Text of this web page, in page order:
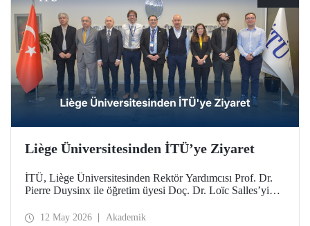
Liège Üniversitesinden İTÜ’ye Ziyaret
İTÜ, Liège Üniversitesinden Rektör Yardımcısı Prof. Dr.
Pierre Duysinx ile öğretim üyesi Doç. Dr. Loïc Salles’yi
Ekonomik Misyon kapsamında gerçekleşti.
12 May 2026 Akademik